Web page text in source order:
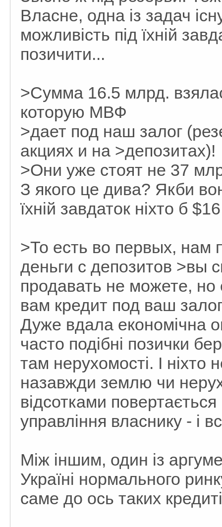
Власне, одна із задач
можливість під їхній
позичити...
>Сумма 16.5 млрд.
которую МВФ
>дает под наш залог
акциях и на >депозитах)!
>Они уже стоят не 37
З якого це дива? Якби
їхній завдаток ніхто б
>То есть во первых, нам
деньги с депозитов >вы
продавать не можете,
вам кредит под ваш
Дуже вдала економічна
часто подібні позички
там нерухомості. І ніхто
назавжди землю чи
відсотками
управління власнику - і
Між іншим, один із
Україні нормального
саме до ось таких